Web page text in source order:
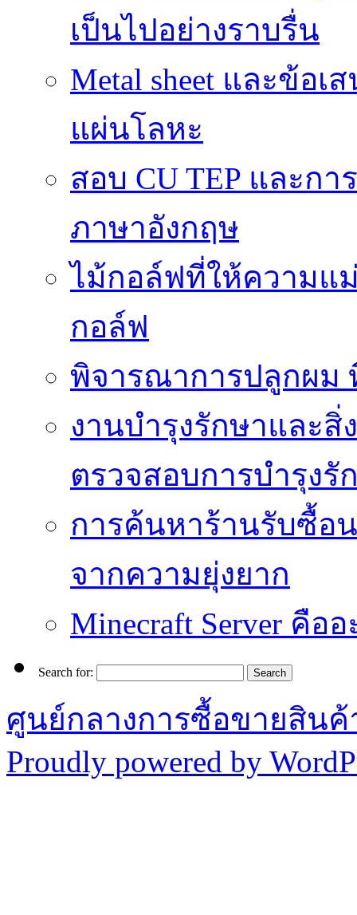
เป็นไปอย่างราบรื่น
Metal sheet และข้อ
แผ่นโลหะ
สอบ CU TEP และก
ภาษาอังกฤษ
ไม้กอล์ฟที่ให้ความแ
กอล์ฟ
พิจารณาการปลูกผม
งานบำรุงรักษาและ
ตรวจสอบการบำรุงรั
การค้นหาร้านรับซื้อ
จากความยุ่งยาก
Minecraft Server คืออ
Search for:
ศูนย์กลางการซื้อขายสินค้
Proudly powered by